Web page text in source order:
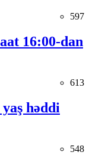
597
16:00-dan
613
həddi
548